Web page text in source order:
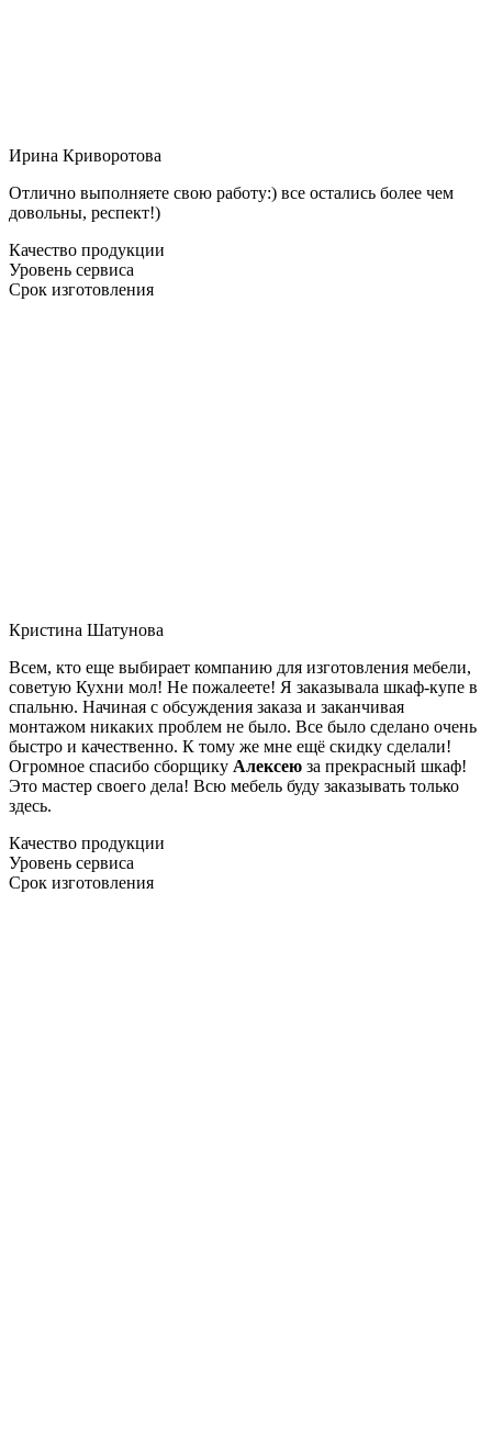
Ирина Криворотова
Отлично выполняете свою работу:) все остались более чем
довольны, респект!)
Качество продукции
Уровень сервиса
Срок изготовления
Кристина Шатунова
Всем, кто еще выбирает компанию для изготовления мебели,
советую Кухни мол! Не пожалеете! Я заказывала шкаф-купе в
спальню. Начиная с обсуждения заказа и заканчивая
монтажом никаких проблем не было. Все было сделано очень
быстро и качественно. К тому же мне ещё скидку сделали!
Огромное спасибо сборщику Алексею за прекрасный шкаф!
Это мастер своего дела! Всю мебель буду заказывать только
здесь.
Качество продукции
Уровень сервиса
Срок изготовления